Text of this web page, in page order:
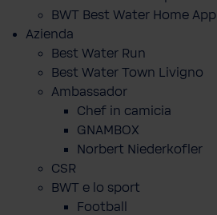
BWT Best Water Home App
Azienda
Best Water Run
Best Water Town Livigno
Ambassador
Chef in camicia
GNAMBOX
Norbert Niederkofler
CSR
BWT e lo sport
Football